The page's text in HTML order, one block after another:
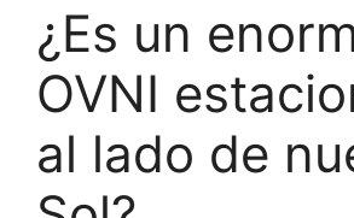
¿Es un
OVNI
al lado de